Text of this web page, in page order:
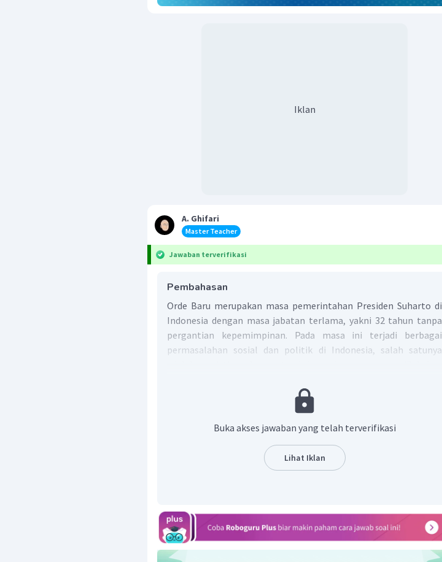
Iklan
A. Ghifari
Master Teacher
Jawaban terverifikasi
Pembahasan
Orde Baru merupakan masa pemerintahan Presiden Suharto di
Indonesia dengan masa jabatan terlama, yakni 32 tahun tanpa
pergantian kepemimpinan. Pada masa ini terjadi berbagai
permasalahan sosial dan politik di Indonesia, salah satunya
Untuk menanggulangi masalah tersebut, pemerintah melakukan
berbagai upaya untuk menstabilkan sosial dan politik yang ada
dengan beberapa langkah, yaitu:
melakukan penangkapan dan penahanan terhadap orang-
orang yang disinyalir terlibat dalam PKI baik langsung
terciptanya keseragaman pemahaman atau ideologi,
pemberantasan ideologi sayap kanan (agamis) dan sayap
kiri (komunis) yang dianggap ekstrem yang akan
menimbulkan perpecahan dan mempengaruhi stabilitas
Buka akses jawaban yang telah terverifikasi
Lihat Iklan